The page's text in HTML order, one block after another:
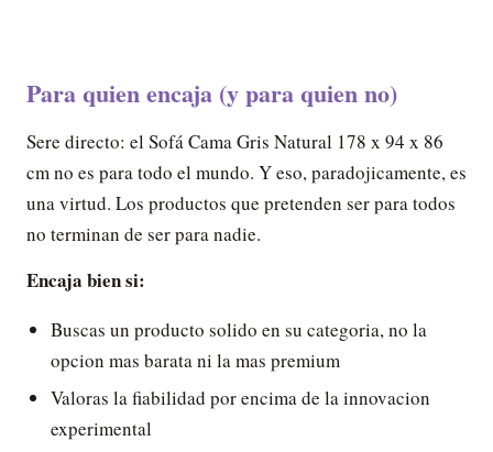
Para quien encaja (y para quien no)
Sere directo: el Sofá Cama Gris Natural 178 x 94 x 86
cm no es para todo el mundo. Y eso, paradojicamente, es
una virtud. Los productos que pretenden ser para todos
no terminan de ser para nadie.
Encaja bien si:
Buscas un producto solido en su categoria, no la
opcion mas barata ni la mas premium
Valoras la fiabilidad por encima de la innovacion
experimental